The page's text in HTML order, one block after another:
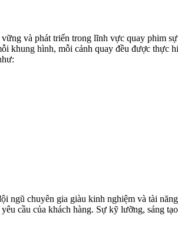
và phát triển trong lĩnh vực quay phim
khung hình, mỗi cảnh quay đều được
chuyên gia giàu kinh nghiệm và tài
cầu của khách hàng. Sự kỹ lưỡng, sáng